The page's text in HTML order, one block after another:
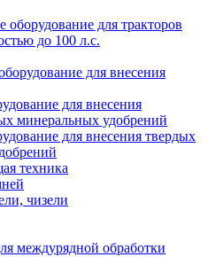
оборудование для тракторов
до 100 л.с.
для внесения
для внесения
минеральных удобрений
для внесения твердых
техника
чизели
междурядной обработки